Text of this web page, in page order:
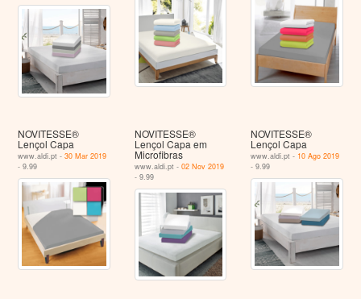
NOVITESSE®
Lençol Capa
www.aldi.pt -30 Mar 2019
- 9.99
NOVITESSE®
Lençol Capa em
Microfibras
www.aldi.pt - 02 Nov 2019
- 9.99
NOVITESSE®
Lençol Capa
www.aldi.pt - 10 Ago 2019
- 9.99